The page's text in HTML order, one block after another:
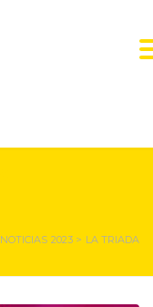
NOTICIAS 2023> LA TRIADA